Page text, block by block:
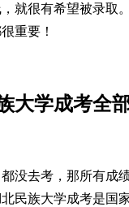
就很有希望被录取
重要！
大学成考全
没去考，那所有成
民族大学成考是国